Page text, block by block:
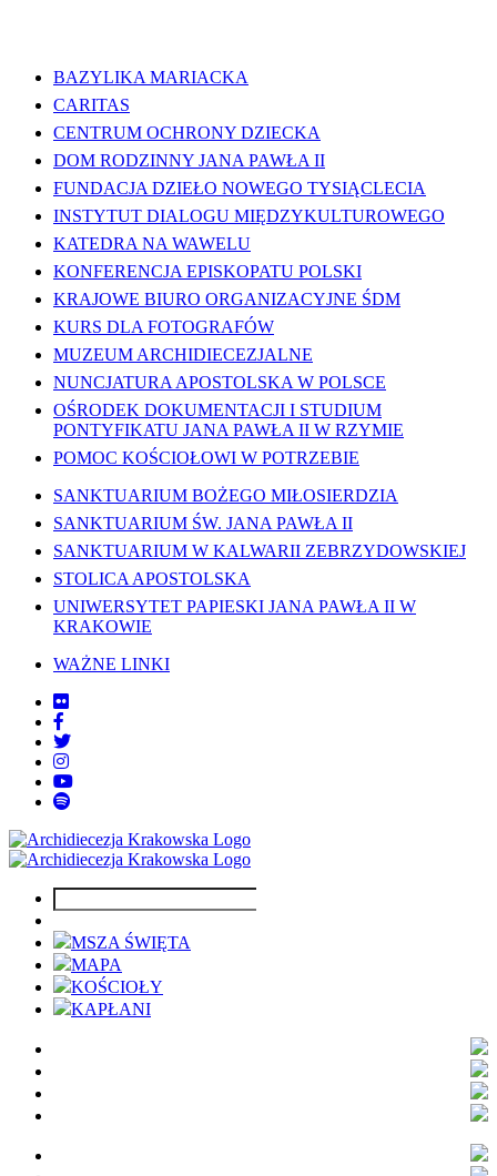
BAZYLIKA MARIACKA
CARITAS
CENTRUM OCHRONY DZIECKA
DOM RODZINNY JANA PAWŁA II
FUNDACJA DZIEŁO NOWEGO TYSIĄCLECIA
INSTYTUT DIALOGU MIĘDZYKULTUROWEGO
KATEDRA NA WAWELU
KONFERENCJA EPISKOPATU POLSKI
KRAJOWE BIURO ORGANIZACYJNE ŚDM
KURS DLA FOTOGRAFÓW
MUZEUM ARCHIDIECEZJALNE
NUNCJATURA APOSTOLSKA W POLSCE
OŚRODEK DOKUMENTACJI I STUDIUM
PONTYFIKATU JANA PAWŁA II W RZYMIE
POMOC KOŚCIOŁOWI W POTRZEBIE
SANKTUARIUM BOŻEGO MIŁOSIERDZIA
SANKTUARIUM ŚW. JANA PAWŁA II
SANKTUARIUM W KALWARII ZEBRZYDOWSKIEJ
STOLICA APOSTOLSKA
UNIWERSYTET PAPIESKI JANA PAWŁA II W
KRAKOWIE
WAŻNE LINKI
MSZA ŚWIĘTA
MAPA
KOŚCIOŁY
KAPŁANI